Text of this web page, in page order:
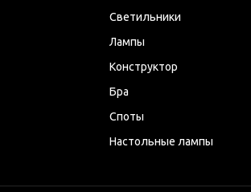
Светильники
Лампы
Конструктор
Бра
Споты
Настольные лампы